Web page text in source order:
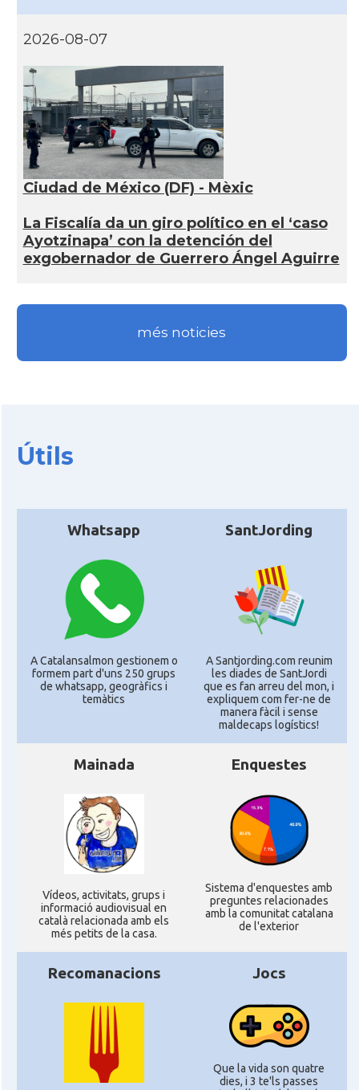
2026-08-07
Ciudad de México (DF) - Mèxic
La Fiscalía da un giro político en el ‘caso
Ayotzinapa’ con la detención del
exgobernador de Guerrero Ángel Aguirre
més noticies
Útils
Whatsapp
A Catalansalmon gestionem o
formem part d'uns 250 grups
de whatsapp, geogràfics i
temàtics
SantJording
A Santjording.com reunim
les diades de SantJordi
que es fan arreu del mon, i
expliquem com fer-ne de
manera fàcil i sense
maldecaps logí­stics!
Mainada
Ví­deos, activitats, grups i
informació audiovisual en
català relacionada amb els
més petits de la casa.
Enquestes
Sistema d'enquestes amb
preguntes relacionades
amb la comunitat catalana
de l'exterior
Recomanacions Jocs
Que la vida son quatre
dies, i 3 te'ls passes